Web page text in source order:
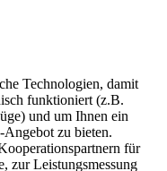
Technologien, damit
funktioniert (z.B.
und um Ihnen ein
zu bieten.
für
zur Leistungsmessung